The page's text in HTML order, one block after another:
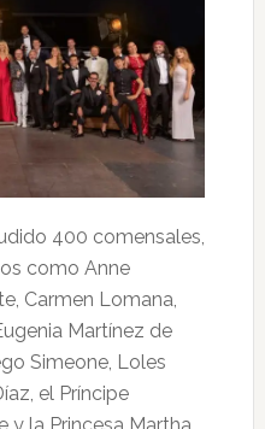
400 comensales,
como Anne
Carmen Lomana,
Martínez de
Simeone, Loles
el Príncipe